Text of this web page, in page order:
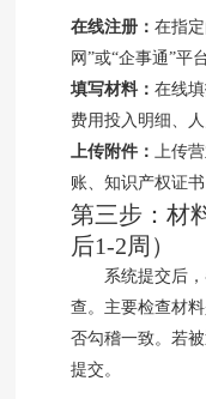
在线注册：在指
网”或“企事通”平
填写材料：在线
费用投入明细、人
上传附件：上传
账、知识产权证
第三步：材
后1-2周）
系统提交后
查。主要检查材
否勾稽一致。若
提交。